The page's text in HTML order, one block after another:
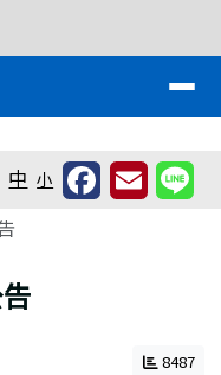
資訊網
中 小
8487